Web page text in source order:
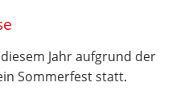
Jahr aufgrund der
Sommerfest statt.